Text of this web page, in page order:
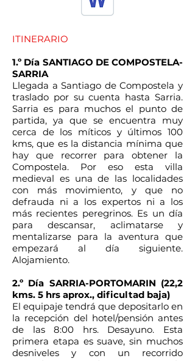
ITINERARIO
1.º Día SANTIAGO DE COMPOSTELA-
SARRIA
Llegada a Santiago de Compostela y
traslado por su cuenta hasta Sarria.
Sarria es para muchos el punto de
partida, ya que se encuentra muy
cerca de los míticos y últimos 100
kms, que es la distancia mínima que
hay que recorrer para obtener la
Compostela. Por eso esta villa
medieval es una de las localidades
con más movimiento, y que no
defrauda ni a los expertos ni a los
más recientes peregrinos. Es un día
para descansar, aclimatarse y
mentalizarse para la aventura que
empezará al día siguiente.
Alojamiento.
2.º Día SARRIA-PORTOMARIN (22,2
kms. 5 hrs aprox., dificultad baja)
El equipaje tendrá que depositarlo en
la recepción del hotel/pensión antes
de las 8:00 hrs. Desayuno. Esta
primera etapa es suave, sin muchos
desniveles y con un recorrido